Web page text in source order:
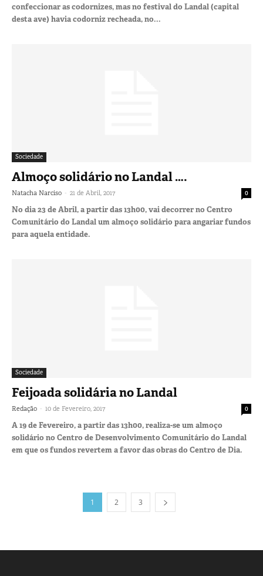
confeccionar as codornizes, mas no festival do Landal (capital
desta ave) havia codorniz recheada, no...
Sociedade
Almoço solidário no Landal ….
Natacha Narciso - 21 de Abril, 2017 0
No dia 23 de Abril, a partir das 13h00, vai decorrer no Centro
Comunitário do Landal um almoço solidário para angariar fundos
para aquela entidade.
Sociedade
Feijoada solidária no Landal
Redação - 10 de Fevereiro, 2017 0
A 19 de Fevereiro, a partir das 13h00, realiza-se um almoço
solidário no Centro de Desenvolvimento Comunitário do Landal
em que os fundos revertem a favor das obras do Centro de Dia.
1 2 3